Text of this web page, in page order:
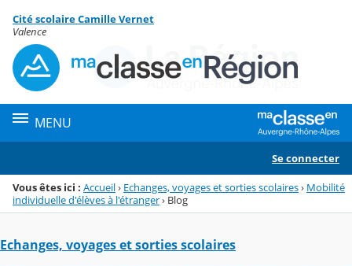
Menu de la rubrique
Contenu
Cité scolaire Camille Vernet
Valence
MENU
Se connecter
Vous êtes ici : Accueil› Echanges, voyages et sorties scolaires› Mobilité
individuelle d'élèves à l'étranger› Blog
Echanges, voyages et sorties scolaires